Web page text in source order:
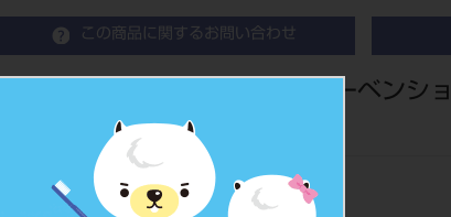
この商品に関するお問い合わせ
ホリコダイヤ ミニマルインターベンシ
Diamond Points
歯科用ダイヤモンドバー